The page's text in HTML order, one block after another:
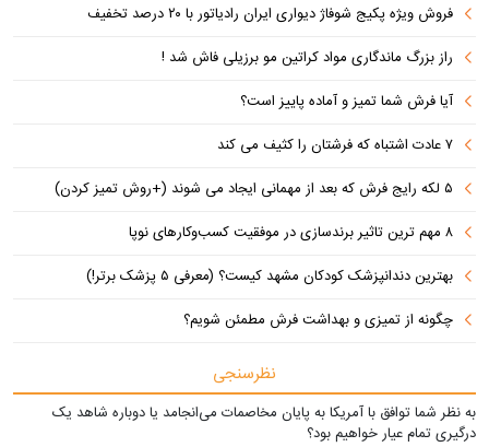
فروش ویژه پکیج شوفاژ دیواری ایران رادیاتور با ۲۰ درصد تخفیف
راز بزرگ ماندگاری مواد کراتین مو برزیلی فاش شد !
آیا فرش شما تمیز و آماده پاییز است؟
۷ عادت اشتباه که فرشتان را کثیف می کند
۵ لکه رایج فرش که بعد از مهمانی ایجاد می شوند (+روش تمیز کردن)
۸ مهم ترین تاثیر برندسازی در موفقیت کسب‌وکارهای نوپا
بهترین دندانپزشک کودکان مشهد کیست؟ (معرفی ۵ پزشک برتر!)
چگونه از تمیزی و بهداشت فرش مطمئن شویم؟
نظرسنجی
به نظر شما توافق با آمریکا به پایان مخاصمات می‌انجامد یا دوباره شاهد یک
درگیری تمام عیار خواهیم بود؟